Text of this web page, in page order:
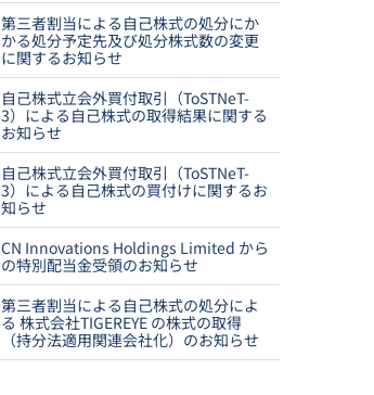
第三者割当による自己株式の処分にか
かる処分予定先及び処分株式数の変更
に関するお知らせ
自己株式立会外買付取引（ToSTNeT-
3）による自己株式の取得結果に関する
お知らせ
自己株式立会外買付取引（ToSTNeT-
3）による自己株式の買付けに関するお
知らせ
CN Innovations Holdings Limited から
の特別配当金受領のお知らせ
第三者割当による自己株式の処分によ
る 株式会社TIGEREYE の株式の取得
（持分法適用関連会社化）のお知らせ